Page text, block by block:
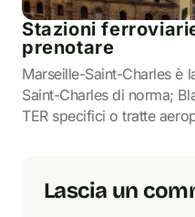
Stazioni
prenotare
Marseille-Saint-Charles è
Saint-Charles di norma;
TER specifici o tratte
Lascia un